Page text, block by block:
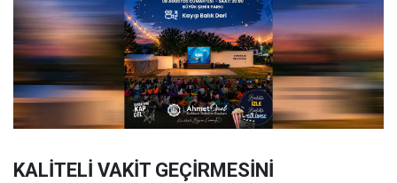
KALİTELİ VAKİT GEÇİRMESİNİ